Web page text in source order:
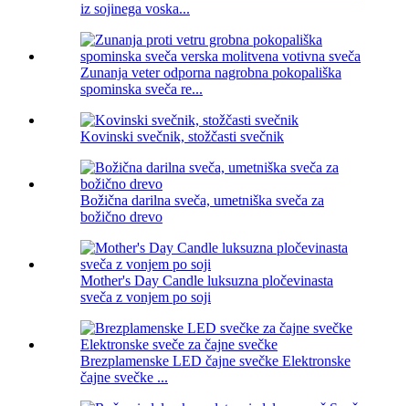
iz sojinega voska...
Zunanja veter odporna nagrobna pokopališka
spominska sveča re...
Kovinski svečnik, stožčasti svečnik
Božična darilna sveča, umetniška sveča za
božično drevo
Mother's Day Candle luksuzna pločevinasta
sveča z vonjem po soji
Brezplamenske LED čajne svečke Elektronske
čajne svečke ...